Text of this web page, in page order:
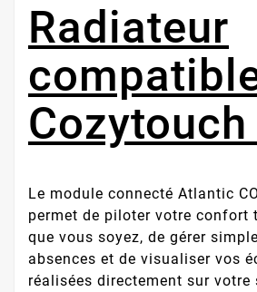
Radiateur
Cozytouch
Le module connecté Atlantic
permet de piloter votre confort
que vous soyez, de gérer
absences et de visualiser vos
réalisées directement sur votre